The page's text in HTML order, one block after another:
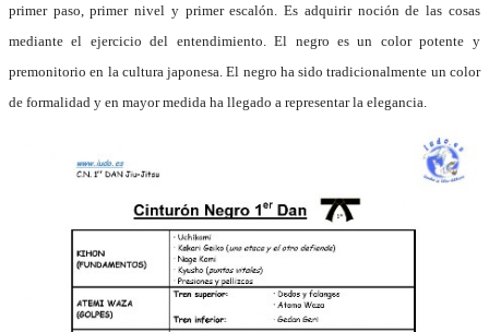
primer paso, primer nivel y primer escalón.Es adquirir noción de las cosas
mediante el ejercicio del entendimiento.El negro es un color potente y
premonitorio en la cultura japonesa. El negro ha sido tradicionalmente un color
de formalidad y en mayor medida ha llegado a representar la elegancia